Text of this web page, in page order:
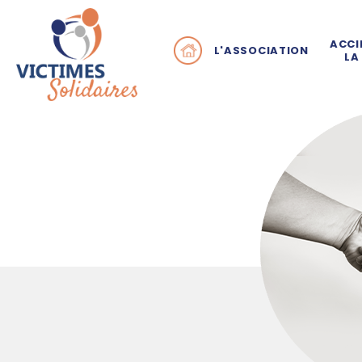
L'ASSOCIATION
LA